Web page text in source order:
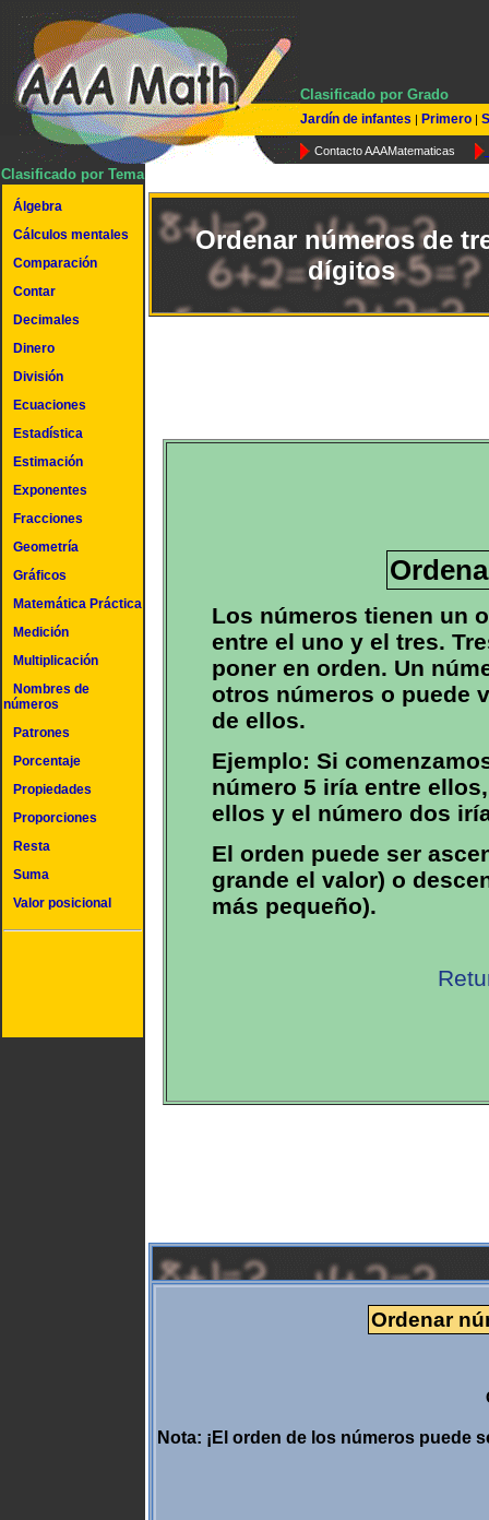
Clasificado por Grado
Jardín de infantes | Primero |
Contacto AAAMatematicas
Clasificado por Tema
Álgebra
Cálculos mentales
Comparación
Contar
Decimales
Dinero
División
Ecuaciones
Estadística
Estimación
Exponentes
Fracciones
Geometría
Gráficos
Matemática Práctica
Medición
Multiplicación
Nombres de
números
Patrones
Porcentaje
Propiedades
Proporciones
Resta
Suma
Valor posicional
Ordenar números de
dígitos
Los números tienen un
entre el uno y el tres.
poner en orden. Un
otros números o puede
de ellos.
Ejemplo: Si
número 5 iría entre
ellos y el número dos
El orden puede ser
grande el valor) o
más pequeño).
Ordenar
Nota: ¡El orden de los números puede